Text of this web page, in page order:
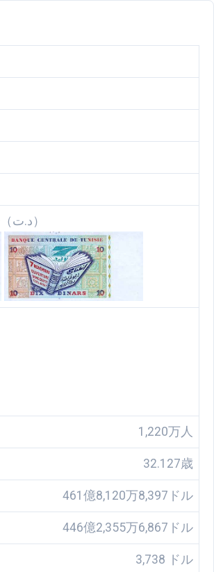
チュニジア・ディナール（د.ت）
1,220万人
32.127歳
461億8,120万8,397ドル
446億2,355万6,867ドル
3,738 ドル